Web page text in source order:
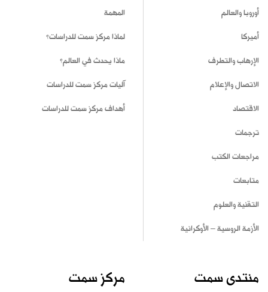
أوروبا والعالم
أميركا
الإرهاب والتطرف
الاتصال والإعلام
الاقتصاد
ترجمات
مراجعات الكتب
متابعات
التقنية والعلوم
الأزمة الروسية – الأوكرانية
المهمة
لماذا مركز سمت للدراسات؟
ماذا يحدث في العالم؟
آليات مركز سمت للدراسات
أهداف مركز سمت للدراسات
منتدى سمت مركز سمت